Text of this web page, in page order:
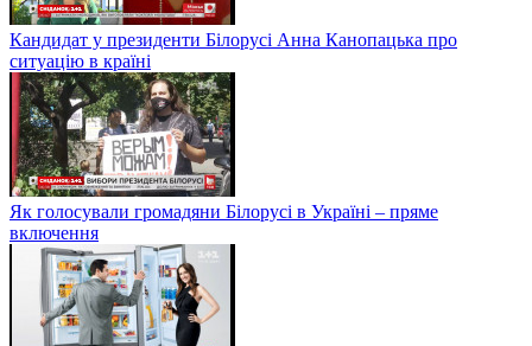
Кандидат у президенти Білорусі Анна Канопацька про
ситуацію в країні
Як голосували громадяни Білорусі в Україні – пряме
включення